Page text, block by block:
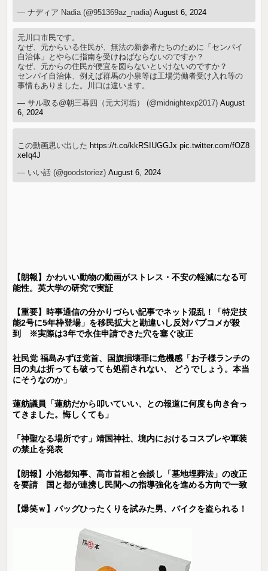
— ナディア Nadia (@951369az_nadia)August 6, 2024
元川口市民です。
なぜ、元からいる住民が、無法の新参者たちのために「センパイ
自治体」とやらに指南を受けねばならないのですか？
なぜ、元からの住民が便宜を図らないといけないのですか？
センパイ自治体、例えば群馬の小泉等は工場労働者受け入れ等の
事情もありました。川口は違います。
— サル取る@朝三暮四（元大河垢） (@midnightexp2017)August
6, 2024
この動画思い出した https://t.co/kkRSIUGGJx pic.twitter.com/fOZ8
xeIq4J
— いい話 (@goodstoriez)August 6, 2024
【朗報】かわいい動物の動画がストレス・不安の軽減になる可
能性。英大学の研究で実証
【重要】時事通信の分かりづらい記事でネット混乱！「特定技
能2号に5年枠登場」を移民拡大と勘違いし反対パブコメが殺
到 ※実際は3年で永住申請できた穴を塞ぐ改正
社民党 福島みずほ党首、国旗損壊罪に危機感「お子様ランチの
日の丸は折っても破っても処罰されない、 どうでしょう。本当
にそうなのか」
蓮舫議員「蓮舫だから叩いていい、との報道に何度も向き合っ
てきました。悔しくても」
「神聖なる場所です」靖国神社、境内におけるコスプレや軍装
の禁止を発表
【朗報】小池都知事、高市首相と会談し「墓地埋葬法」の改正
を要請 国と都が連携し民間への指導強化を進める方向で一致
【爆笑ｗ】バッグひったくりを試みた男、バイクを盗られる！